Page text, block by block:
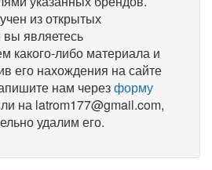
из открытых
вы являетесь
какого-либо материала и
его нахождения на сайте
нам черезформу
на latrom177@gmail.com,
удалим его.